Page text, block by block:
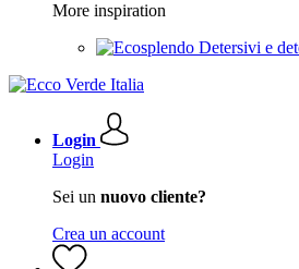
More inspiration
Detersivi e
Login
Login
Sei un nuovo cliente?
Crea un account